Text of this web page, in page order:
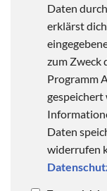
Daten
erklärst
zum Zweck
Programm
Daten
widerrufen